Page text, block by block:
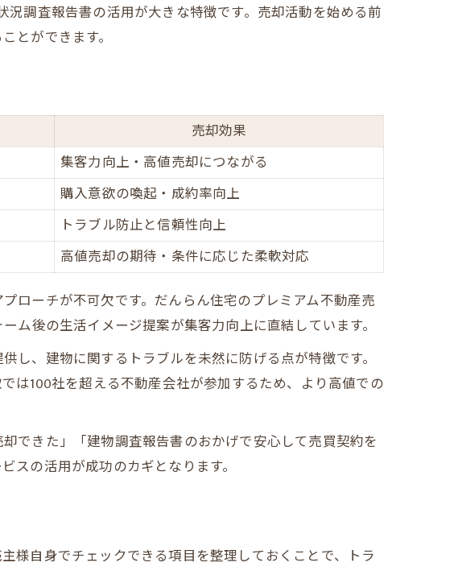
調査報告書の活用が大きな特徴です。売却活動を始める前
とができます。
売却効果
集客力向上・高値売却につながる
購入意欲の喚起・成約率向上
トラブル防止と信頼性向上
高値売却の期待・条件に応じた柔軟対応
ローチが不可欠です。だんらん住宅のプレミアム不動産売
ム後の生活イメージ提案が集客力向上に直結しています。
、建物に関するトラブルを未然に防げる点が特徴です。
は100社を超える不動産会社が参加するため、より高値での
できた」「建物調査報告書のおかげで安心して売買契約を
の活用が成功のカギとなります。
様自身でチェックできる項目を整理しておくことで、トラ